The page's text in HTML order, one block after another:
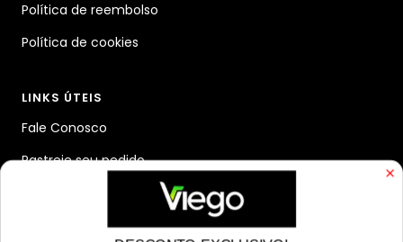
Política de reembolso
Política de cookies
LINKS ÚTEIS
Fale Conosco
Rastreie seu pedido
Quem somos